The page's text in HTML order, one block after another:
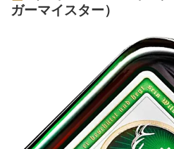
になりつつあった“キャラクター
です。自社製品に親しみを抱
なキャラクターを求めていた
は、ナダールという才能ある
レートに出会う機会を得ます。
った写真を見つけ、その表情の
心惹かれました。エドゥアー
のポートレートを、以前から
なりますので、ご注文後の、お
各種ご注文内容の変更につき
で、予めご了承くださいませ
商品はコチラをクリック♪※順
は、クリーム系のリキュール
すので予めご了承下さい。 ※商
です。現行品の随時出荷とな
ィンテージ、容量度数などが
た。設立以後150年以上過ぎた
大切に守り続ける同社。世に送
ュールは、世界中で愛されて
N 厳選されたフランス産カシ
わいが際立つ カシスリキュー
ジェ カシス フランス産のカシ
ド・ブルゴーニュ種」と「ブ
使用。 約6週間から8週間もの
漬して作られています。人工
ガーマイスター）